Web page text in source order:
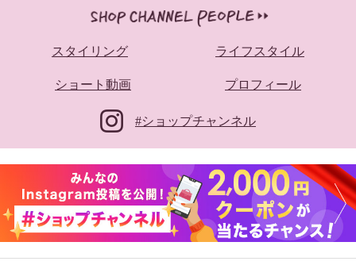
スタイリング ライフスタイル
ショート動画 プロフィール
#ショップチャンネル